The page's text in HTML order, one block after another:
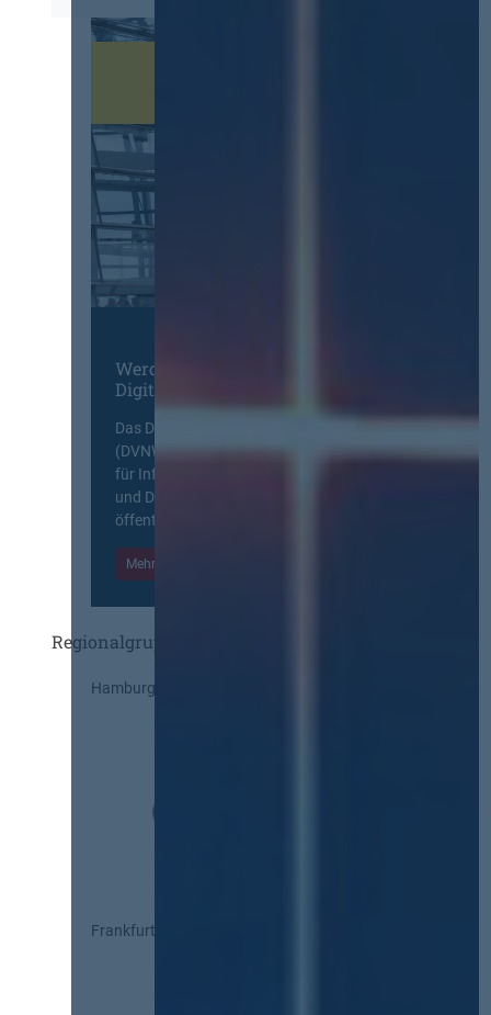
Werden Sie Mitglied im
Digitalen Netzwerk
Das Deutsche Vergabenetzwerk
(DVNW) ist eine exklusive Plattform
für Information, Wissensaustausch
und Diskurs zwischen allen am
öffentlichen Markt beteiligten Kräften.
Mehr Informationen
Regionalgruppen
Hamburg
Frankfurt